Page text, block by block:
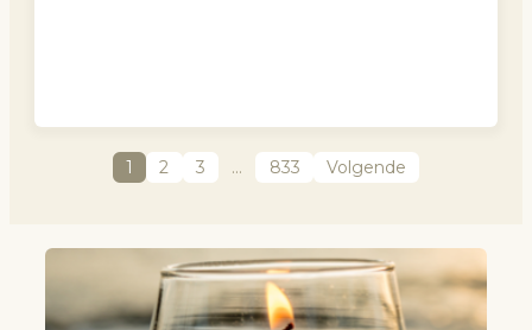
1 2 3 … 833 Volgende